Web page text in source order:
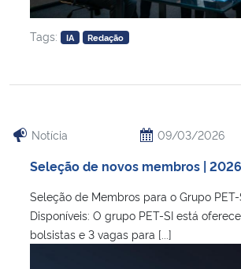
Tags: IA Redação
Notícia 09/03/2026
Seleção de novos membros |
Seleção de Membros para o Grupo PET-
Disponíveis: O grupo PET-SI está
bolsistas e 3 vagas para [...]